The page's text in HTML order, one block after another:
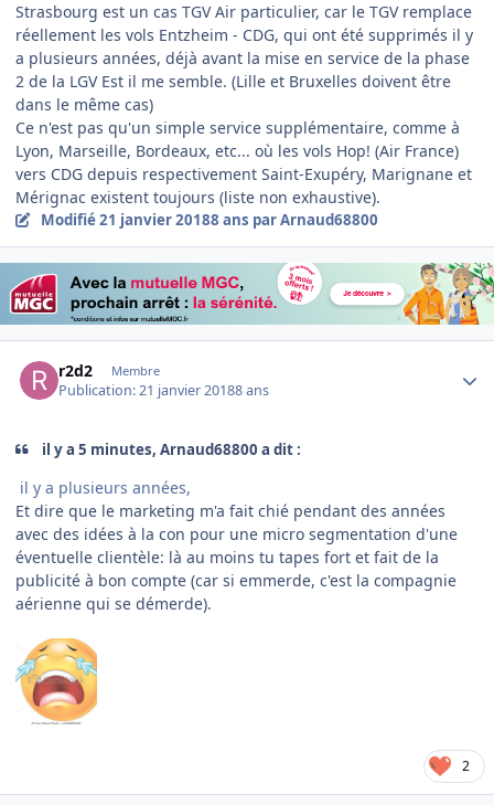
Strasbourg est un cas TGV Air particulier, car le TGV remplace
réellement les vols Entzheim - CDG, qui ont été supprimés il y
a plusieurs années, déjà avant la mise en service de la phase
2 de la LGV Est il me semble. (Lille et Bruxelles doivent être
dans le même cas)
Ce n'est pas qu'un simple service supplémentaire, comme à
Lyon, Marseille, Bordeaux, etc... où les vols Hop! (Air France)
vers CDG depuis respectivement Saint-Exupéry, Marignane et
Mérignac existent toujours (liste non exhaustive).
Modifié21 janvier 20188 ans par Arnaud68800
r2d2 Membre
Publication:21 janvier 20188 ans
il y a 5 minutes, Arnaud68800 a dit :
il y a plusieurs années,
Et dire que le marketing m'a fait chié pendant des années
avec des idées à la con pour une micro segmentation d'une
éventuelle clientèle: là au moins tu tapes fort et fait de la
publicité à bon compte (car si emmerde, c'est la compagnie
aérienne qui se démerde).
2